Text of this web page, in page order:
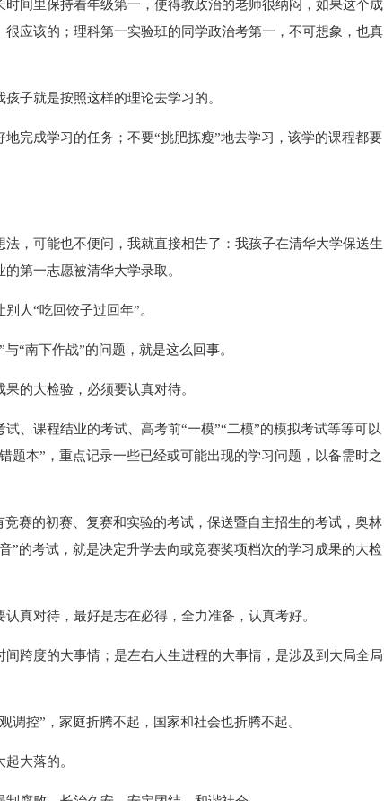
间里保持着年级第一，使得教政治的老师很纳闷，如果这个成
应该的；理科第一实验班的同学政治考第一，不可想象，也真
子就是按照这样的理论去学习的。
完成学习的任务；不要“挑肥拣瘦”地去学习，该学的课程都要
，可能也不便问，我就直接相告了：我孩子在清华大学保送生
第一志愿被清华大学录取。
人“吃回饺子过回年”。
“南下作战”的问题，就是这么回事。
的大检验，必须要认真对待。
、课程结业的考试、高考前“一模”“二模”的模拟考试等等可以
题本”，重点记录一些已经或可能出现的学习问题，以备需时之
赛的初赛、复赛和实验的考试，保送暨自主招生的考试，奥林
”的考试，就是决定升学去向或竞赛奖项档次的学习成果的大检
真对待，最好是志在必得，全力准备，认真考好。
跨度的大事情；是左右人生进程的大事情，是涉及到大局全局
调控”，家庭折腾不起，国家和社会也折腾不起。
大落的。